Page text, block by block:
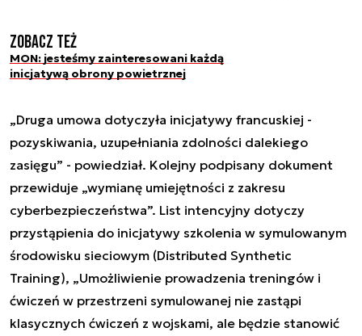
Zobacz też
MON: jesteśmy zainteresowani każdą
inicjatywą obrony powietrznej
„Druga umowa dotyczyła inicjatywy francuskiej -
pozyskiwania, uzupełniania zdolności dalekiego
zasięgu” - powiedział. Kolejny podpisany dokument
przewiduje „wymianę umiejętności z zakresu
cyberbezpieczeństwa”. List intencyjny dotyczy
przystąpienia do inicjatywy szkolenia w symulowanym
środowisku sieciowym (Distributed Synthetic
Training), „Umożliwienie prowadzenia treningów i
ćwiczeń w przestrzeni symulowanej nie zastąpi
klasycznych ćwiczeń z wojskami, ale będzie stanowić